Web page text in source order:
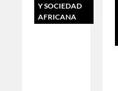
Y SOCIEDAD
AFRICANA